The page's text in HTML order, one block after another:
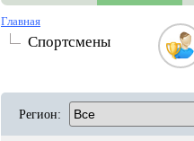
Главная
Спортсмены
Регион: